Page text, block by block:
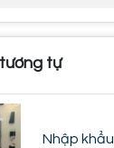
tự
Nhập khẩu